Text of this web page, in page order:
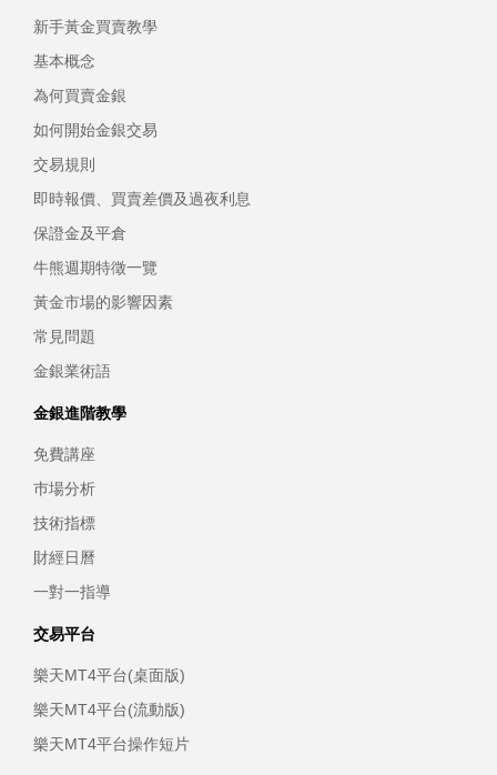
新手黃金買賣教學
基本概念
為何買賣金銀
如何開始金銀交易
交易規則
即時報價、買賣差價及過夜利息
保證金及平倉
牛熊週期特徵一覽
黃金市場的影響因素
常見問題
金銀業術語
金銀進階教學
免費講座
巿場分析
技術指標
財經日曆
一對一指導
交易平台
樂天MT4平台(桌面版)
樂天MT4平台(流動版)
樂天MT4平台操作短片